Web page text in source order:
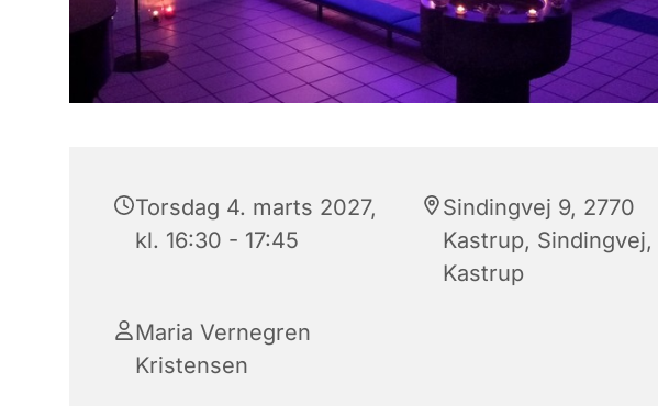
Torsdag 4. marts 2027,
kl. 16:30 - 17:45
Sindingvej 9, 2770
Kastrup, Sindingvej,
Kastrup
Maria Vernegren
Kristensen